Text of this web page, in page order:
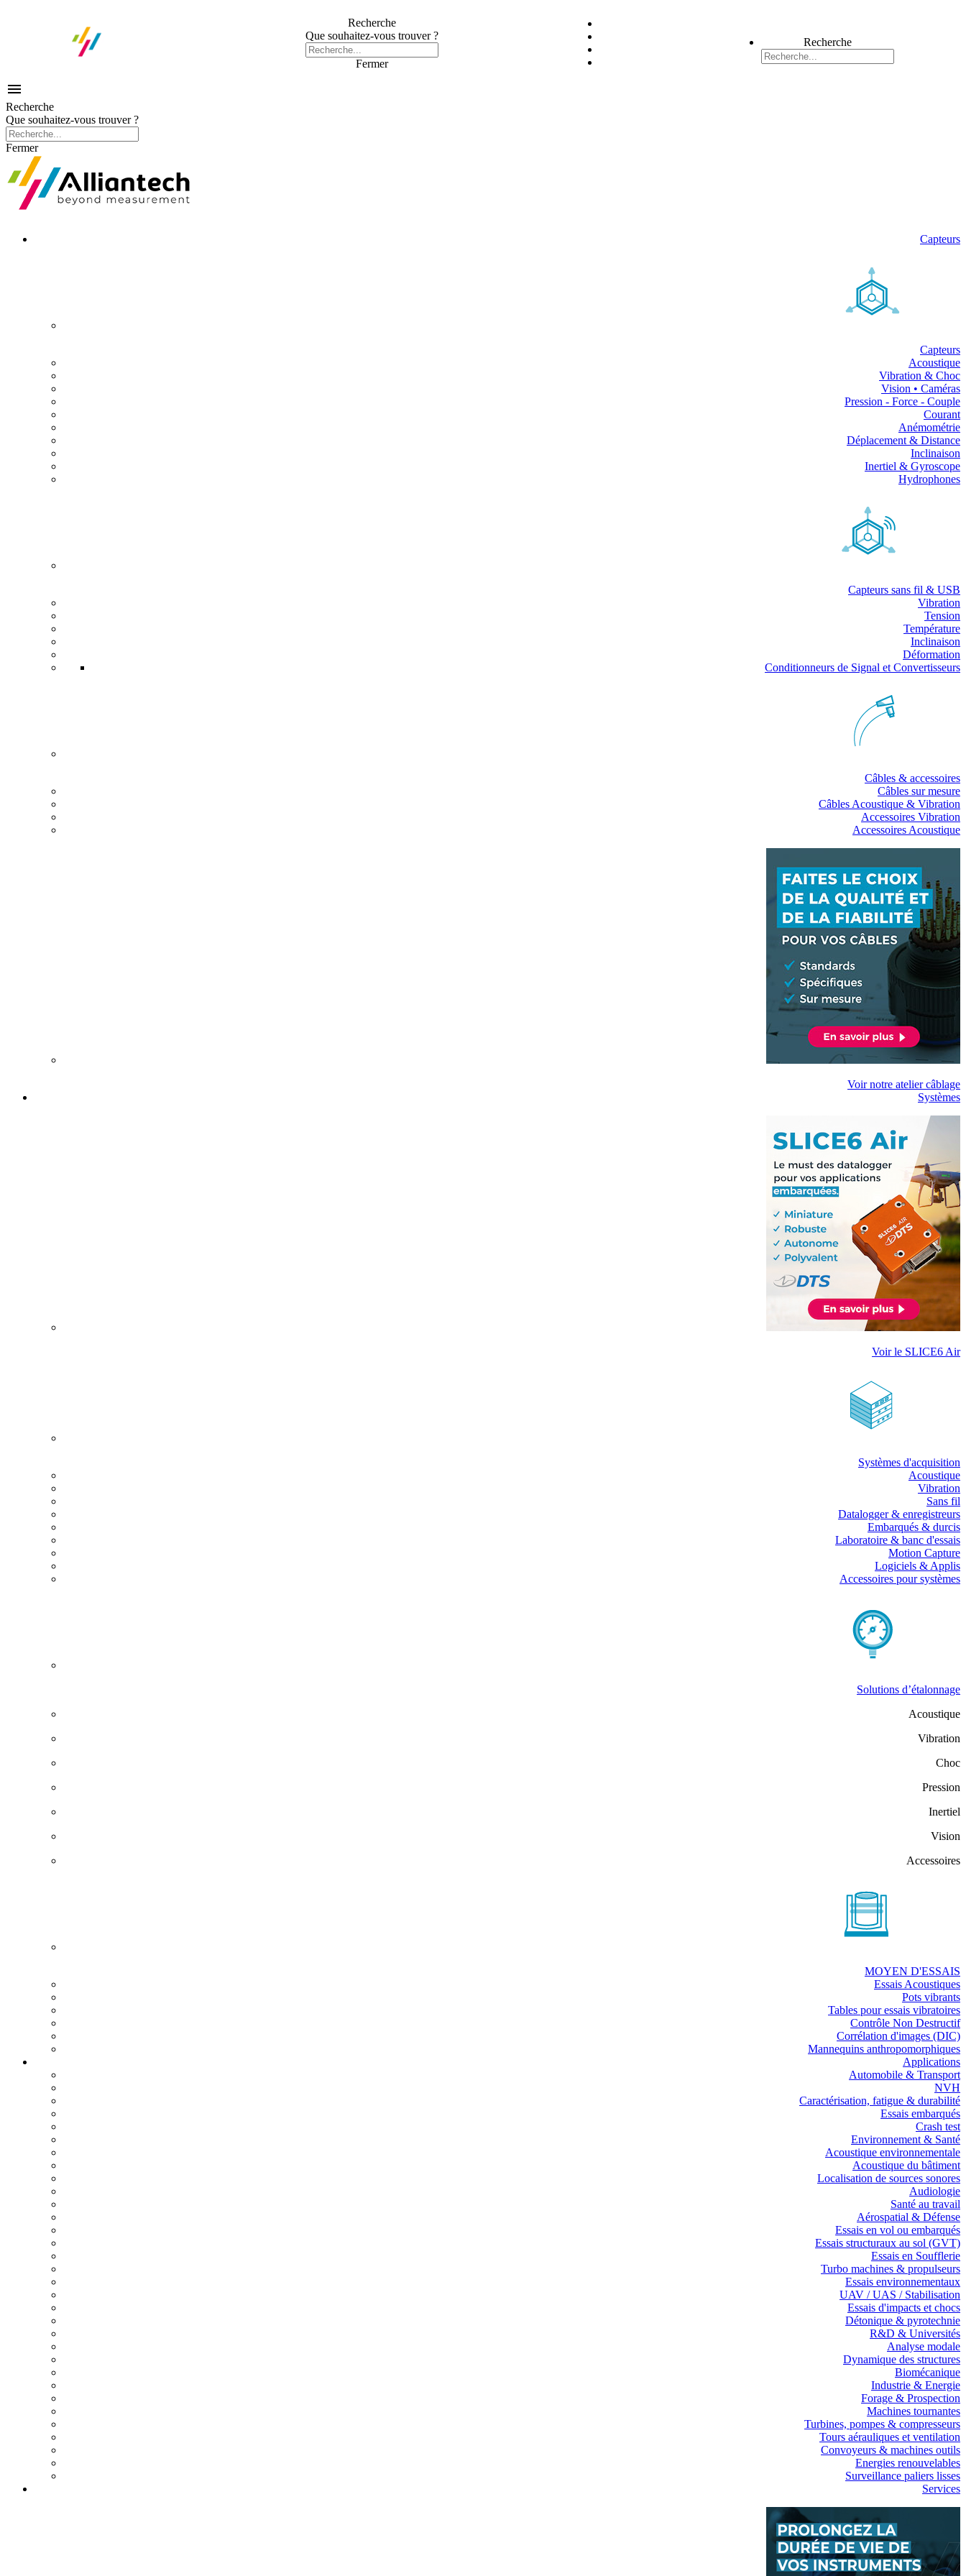
Recherche
Que souhaitez-vous trouver ?
Fermer
Recherche

Recherche
Que souhaitez-vous trouver ?
Fermer
Capteurs
Capteurs
Acoustique
Vibration & Choc
Vision • Caméras
Pression - Force - Couple
Courant
Anémométrie
Déplacement & Distance
Inclinaison
Inertiel & Gyroscope
Hydrophones
Capteurs sans fil & USB
Vibration
Tension
Température
Inclinaison
Déformation
Conditionneurs de Signal et Convertisseurs
Câbles & accessoires
Câbles sur mesure
Câbles Acoustique & Vibration
Accessoires Vibration
Accessoires Acoustique
Voir notre atelier câblage
Systèmes
Voir le SLICE6 Air
Systèmes d'acquisition
Acoustique
Vibration
Sans fil
Datalogger & enregistreurs
Embarqués & durcis
Laboratoire & banc d'essais
Motion Capture
Logiciels & Applis
Accessoires pour systèmes
Solutions d’étalonnage
Acoustique
Vibration
Choc
Pression
Inertiel
Vision
Accessoires
MOYEN D'ESSAIS
Essais Acoustiques
Pots vibrants
Tables pour essais vibratoires
Contrôle Non Destructif
Corrélation d'images (DIC)
Mannequins anthropomorphiques
Applications
Automobile & Transport
NVH
Caractérisation, fatigue & durabilité
Essais embarqués
Crash test
Environnement & Santé
Acoustique environnementale
Acoustique du bâtiment
Localisation de sources sonores
Audiologie
Santé au travail
Aérospatial & Défense
Essais en vol ou embarqués
Essais structuraux au sol (GVT)
Essais en Soufflerie
Turbo machines & propulseurs
Essais environnementaux
UAV / UAS / Stabilisation
Essais d'impacts et chocs
Détonique & pyrotechnie
R&D & Universités
Analyse modale
Dynamique des structures
Biomécanique
Industrie & Energie
Forage & Prospection
Machines tournantes
Turbines, pompes & compresseurs
Tours aérauliques et ventilation
Convoyeurs & machines outils
Energies renouvelables
Surveillance paliers lisses
Services